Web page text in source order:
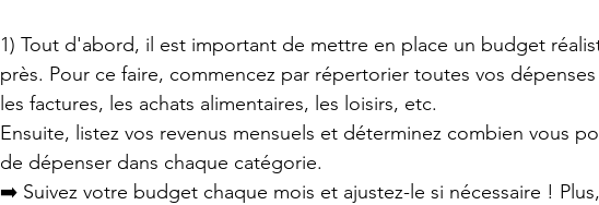
1) Tout d'abord, il est important de mettre en place un budget
près. Pour ce faire, commencez par répertorier toutes vos
les factures, les achats alimentaires, les loisirs, etc.
Ensuite, listez vos revenus mensuels et déterminez combien vous
de dépenser dans chaque catégorie.
➡️ Suivez votre budget chaque mois et ajustez-le si nécessaire !